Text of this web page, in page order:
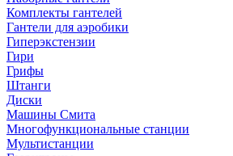
Комплекты гантелей
Гантели для аэробики
Гиперэкстензии
Гири
Грифы
Штанги
Диски
Машины Смита
Многофункциональные станции
Мультистанции